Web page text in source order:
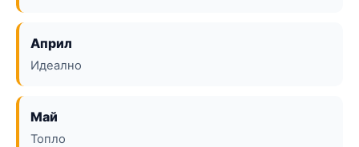
Април
Идеално
Май
Топло